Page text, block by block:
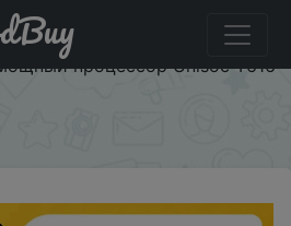
Pad Mini на Android,
большой дисплей 8,7 дюйма,
процессор Unisoc T616